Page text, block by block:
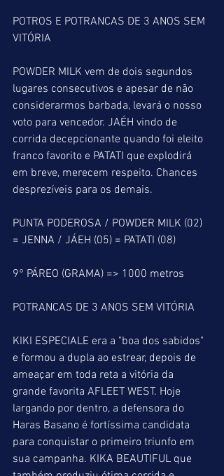
POTROS E POTRANCAS DE 3 ANOS SEM
VITÓRIA
POWDER MILK vem de dois segundos
lugares consecutivos e apesar de não
considerarmos barbada, levará o nosso
voto para vencedor. JAÉH vindo de
corrida decepcionante quando foi eleito
franco favorito e PATATI que explodirá
em breve, merecem respeito. Chances
desprezíveis para os demais.
PUNTA PODEROSA / POWDER MILK (02)
= JENNA / JÁEH (05) = PATATI (08)
9° PÁREO (GRAMA) => 1000 metros
POTRANCAS DE 3 ANOS SEM VITÓRIA
KIKI ESPECIALE era a "boa dos sabidos"
e formou a dupla ao estrear, depois de
ameaçar em toda reta a vitória da
grande favorita AFLEET WEST. Hoje
largando por dentro, a defensora do
Haras Basano é fortíssima candidata
para conquistar o primeiro triunfo em
sua campanha. KIKA BEAUTIFUL que